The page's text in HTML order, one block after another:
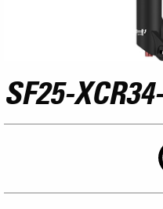
SF25-